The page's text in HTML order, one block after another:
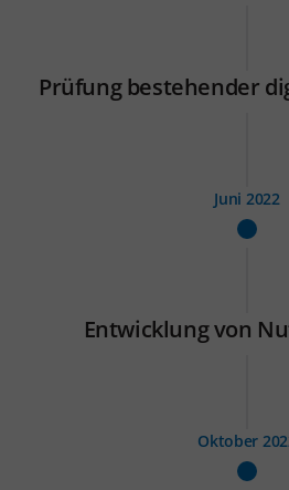
Prüfung bestehender
Juni 2022
Entwicklung von
Oktober